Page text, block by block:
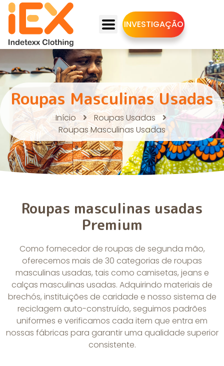
INVESTIGAÇÃO
Roupas Masculinas Usadas
Início
Roupas Usadas
Roupas Masculinas Usadas
Roupas masculinas usadas
Premium
Como fornecedor de roupas de segunda mão,
oferecemos mais de 30 categorias de roupas
masculinas usadas, tais como camisetas, jeans e
calças masculinas usadas. Adquirindo materiais de
brechós, instituições de caridade e nosso sistema de
reciclagem auto-construído, seguimos padrões
uniformes e verificamos cada item que entra em
nossas fábricas para garantir uma qualidade superior
consistente.